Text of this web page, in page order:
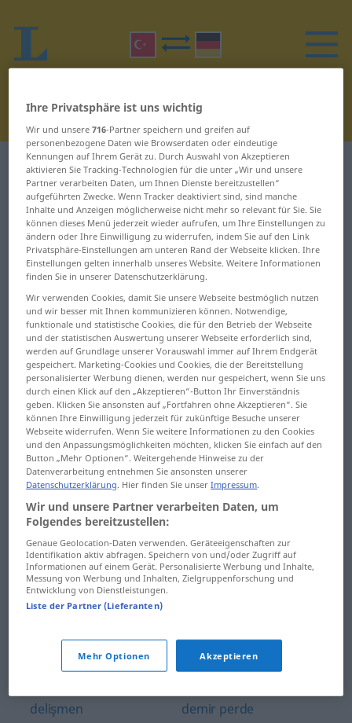
Türkisch-Deutsch Wörterbuch D 8
Wörter auf Türkisch, die mit D
beginnen – deli dana ...
demircilik
deli dana
deli dolu
deli fişek
delice
delik
delikanlı
delikanlılık
delikli
deliksiz
delil
delilik
delinmek
delirmek
delişmen
demagoji
demarke
deme
demek
dememek
demet
demetlemek
demin
demincek
demir
demir perde
Ihre Privatsphäre ist uns wichtig
Wir und unsere716-Partner speichern und greifen auf
personenbezogene Daten wie Browserdaten oder eindeutige
Kennungen auf Ihrem Gerät zu. Durch Auswahl von Akzeptieren
aktivieren Sie Tracking-Technologien für die unter „Wir und unsere
Partner verarbeiten Daten, um Ihnen Dienste bereitzustellen“
aufgeführten Zwecke. Wenn Tracker deaktiviert sind, sind manche
Inhalte und Anzeigen möglicherweise nicht mehr so relevant für Sie. Sie
können dieses Menü jederzeit wieder aufrufen, um Ihre Einstellungen zu
ändern oder Ihre Einwilligung zu widerrufen, indem Sie auf den Link
Privatsphäre-Einstellungen am unteren Rand der Webseite klicken. Ihre
Einstellungen gelten innerhalb unseres Website. Weitere Informationen
finden Sie in unserer Datenschutzerklärung.
Wir verwenden Cookies, damit Sie unsere Webseite bestmöglich nutzen
und wir besser mit Ihnen kommunizieren können. Notwendige,
funktionale und statistische Cookies, die für den Betrieb der Webseite
und der statistischen Auswertung unserer Webseite erforderlich sind,
werden auf Grundlage unserer Vorauswahl immer auf Ihrem Endgerät
gespeichert. Marketing-Cookies und Cookies, die der Bereitstellung
personalisierter Werbung dienen, werden nur gespeichert, wenn Sie uns
durch einen Klick auf den „Akzeptieren“-Button Ihr Einverständnis
geben. Klicken Sie ansonsten auf „Fortfahren ohne Akzeptieren“. Sie
können Ihre Einwilligung jederzeit für zukünftige Besuche unserer
Webseite widerrufen. Wenn Sie weitere Informationen zu den Cookies
und den Anpassungsmöglichkeiten möchten, klicken Sie einfach auf den
Button „Mehr Optionen“. Weitergehende Hinweise zu der
Datenverarbeitung entnehmen Sie ansonsten unserer
Datenschutzerklärung. Hier finden Sie unserImpressum.
Wir und unsere Partner verarbeiten Daten, um
Folgendes bereitzustellen:
Genaue Geolocation-Daten verwenden. Geräteeigenschaften zur
Identifikation aktiv abfragen. Speichern von und/oder Zugriff auf
Informationen auf einem Gerät. Personalisierte Werbung und Inhalte,
Messung von Werbung und Inhalten, Zielgruppenforschung und
Entwicklung von Dienstleistungen.
Liste der Partner (Lieferanten)
Mehr Optionen Akzeptieren